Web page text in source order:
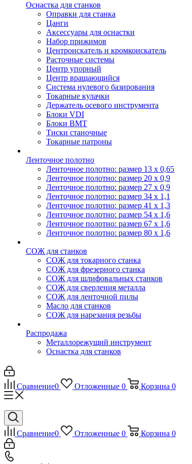
Оснастка для станков
Оправки для станка
Цанги
Аксессуары для оснастки
Набор прижимов
Центроискатель и кромкоискатель
Расточные системы
Центр упорный
Центр вращающийся
Система нулевого базирования
Токарные кулачки
Держатель осевого инструмента
Блоки VDI
Блоки BMT
Тиски станочные
Токарные патроны
Ленточное полотно
Ленточное полотно: размер 13 х 0,65
Ленточное полотно: размер 20 х 0,9
Ленточное полотно: размер 27 х 0,9
Ленточное полотно: размер 34 х 1,1
Ленточное полотно: размер 41 х 1,3
Ленточное полотно: размер 54 х 1,6
Ленточное полотно: размер 67 х 1,6
Ленточное полотно: размер 80 х 1,6
СОЖ для станков
СОЖ для токарного станка
СОЖ для фрезерного станка
СОЖ для шлифовальных станков
СОЖ для сверления металла
СОЖ для ленточной пилы
Масло для станков
СОЖ для нарезания резьбы
Распродажа
Металлорежущий инструмент
Оснастка для станков
Сравнение0 Отложенные 0 Корзина 0
Сравнение0 Отложенные 0 Корзина 0